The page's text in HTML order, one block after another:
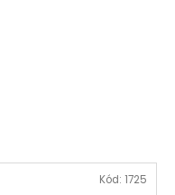
Kód: 1725